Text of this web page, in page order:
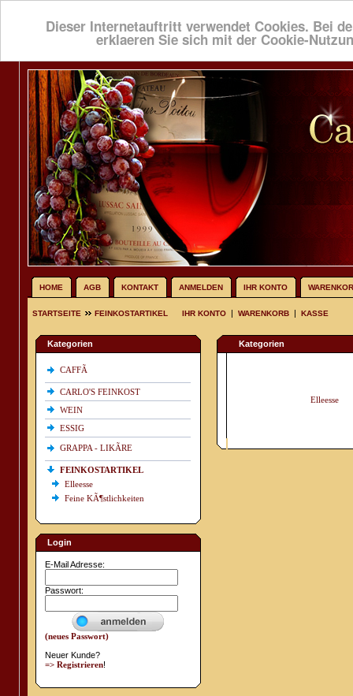
Dieser Internetauftritt verwendet Cookies. Bei
erklaeren Sie sich mit der Cookie-
HOME AGB KONTAKT ANMELDEN IHR KONTO
STARTSEITE FEINKOSTARTIKEL IHR KONTO | WARENKORB | KASSE
Kategorien
CAFFÃ
CARLO'S FEINKOST
WEIN
ESSIG
GRAPPA - LIKÃRE
FEINKOSTARTIKEL
Elleesse
Feine KÃ¶stlichkeiten
Login
E-Mail Adresse:
Passwort:
(neues Passwort)
Neuer Kunde?
=> Registrieren!
Kategorien
Elleesse